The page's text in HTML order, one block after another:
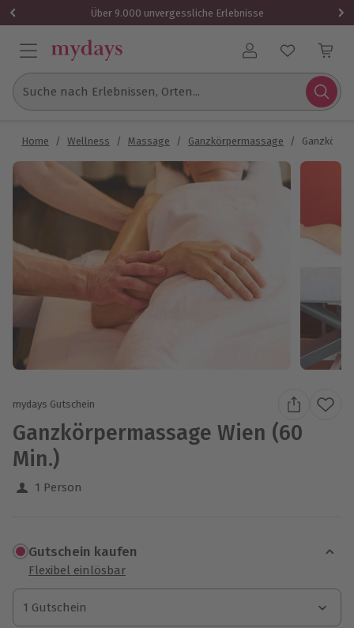
Über 9.000 unvergessliche Erlebnisse
Benutzerkonto
Suche nach Erlebnissen, Orten...
Home / Wellness / Massage / Ganzkörpermassage /
mydays Gutschein
Ganzkörpermassage Wien (60
Min.)
1 Person
Gutschein kaufen
Flexibel einlösbar
1 Gutschein
1 Gutschein
1 Gutschein